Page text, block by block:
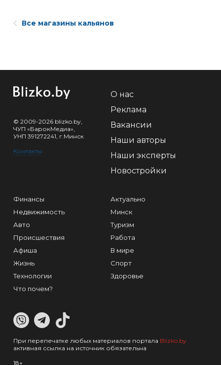
Все магазины кальянов
© 2009-2026 blizko.by,
ЧУП «БарокМедиа»,
УНП 391272241, г.Минск
Контакты
О нас
Реклама
Вакансии
Наши авторы
Наши эксперты
Новостройки
Финансы
Недвижимость
Авто
Происшествия
Афиша
Жизнь
Технологии
Что почем?
Актуально
Минск
Туризм
Работа
В мире
Спорт
Здоровье
При перепечатке любых материалов портала Blizko.by
активная ссылка на источник обязательна
18+